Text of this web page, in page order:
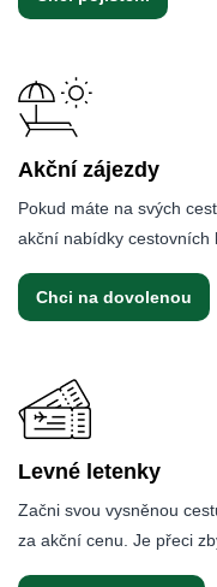
Akční zájezdy
Pokud máte na svých
akční nabídky cestovních
Chci na dovolenou
Levné letenky
Začni svou vysněnou
za akční cenu. Je přeci